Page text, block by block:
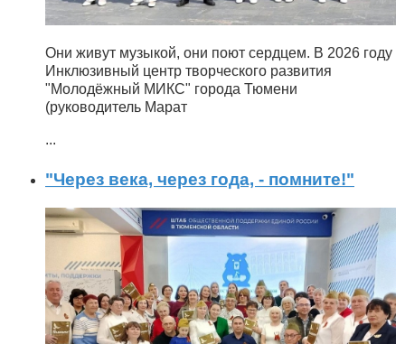
Они живут музыкой, они поют сердцем. В 2026 году
Инклюзивный центр творческого развития
"Молодёжный МИКС" города Тюмени
(руководитель Марат
...
"Через века, через года, - помните!"